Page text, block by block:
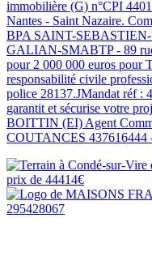
immobilière (G) n°CPI
Nantes - Saint Nazaire.
BPA SAINT-
GALIAN-SMABTP - 89
pour 2 000 000 euros pour
responsabilité civile
police 28137.JMandat réf :
garantit et sécurise votre
BOITTIN (EI) Agent
COUTANCES 437616444